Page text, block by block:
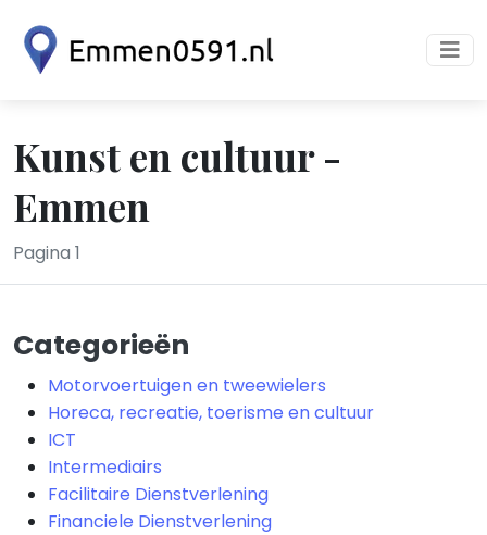
Kunst en cultuur -
Emmen
Pagina 1
Categorieën
Motorvoertuigen en tweewielers
Horeca, recreatie, toerisme en cultuur
ICT
Intermediairs
Facilitaire Dienstverlening
Financiele Dienstverlening